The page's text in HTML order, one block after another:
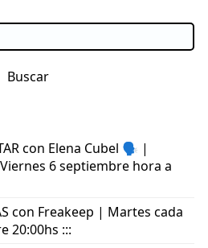
Buscar
con Elena Cubel 🗣️ |
6 septiembre hora a
con Freakeep | Martes cada
20:00hs :::